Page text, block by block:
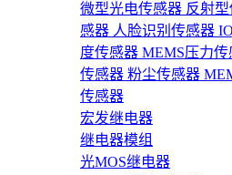
微型光电传感器 反射
感器 人脸识别传感器
度传感器 MEMS压力传
传感器 粉尘传感器
传感器
宏发继电器
继电器模组
光MOS继电器